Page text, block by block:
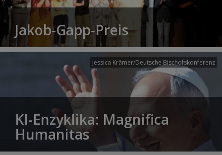
Jakob-Gapp-Preis
Jessica Krämer/Deutsche Bischofskonferenz
KI-Enzyklika: Magnifica
Humanitas